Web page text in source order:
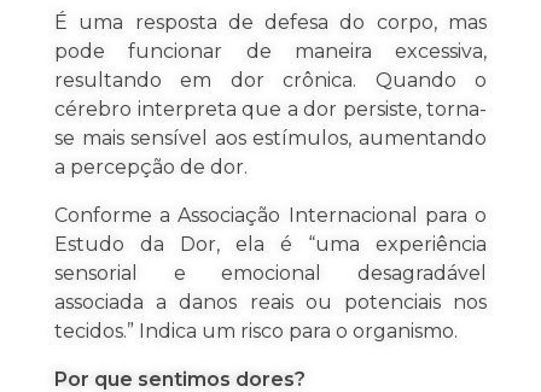
É uma resposta de defesa do corpo, mas
pode funcionar de maneira excessiva,
resultando em dor crônica. Quando o
cérebro interpreta que a dor persiste, torna-
se mais sensível aos estímulos, aumentando
a percepção de dor.
Conforme a Associação Internacional para o
Estudo da Dor, ela é “uma experiência
sensorial e emocional desagradável
associada a danos reais ou potenciais nos
tecidos.” Indica um risco para o organismo.
Por que sentimos dores?